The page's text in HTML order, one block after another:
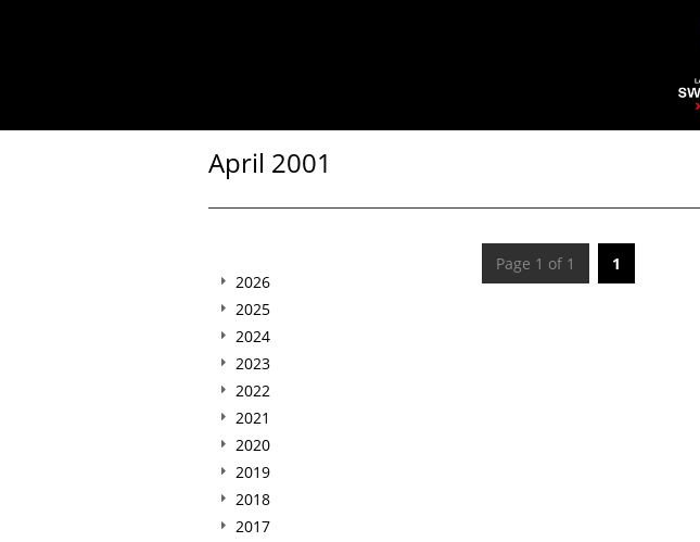
April 2001
Page 1 of 1
1
2026
2025
2024
2023
2022
2021
2020
2019
2018
2017